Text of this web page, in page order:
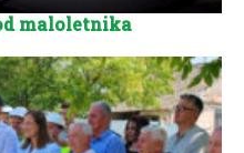
maloletnika